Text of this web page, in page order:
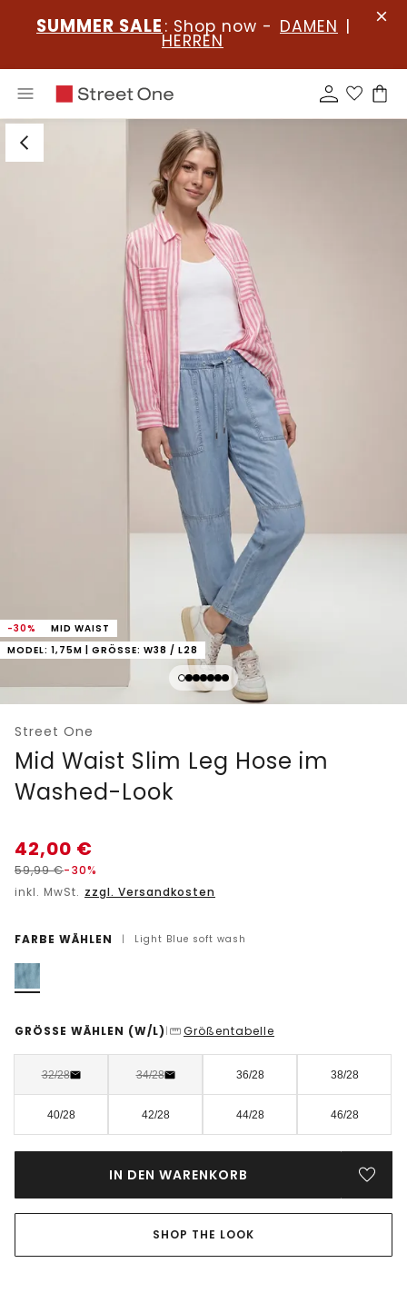
SUMMER SALE : Shop now - DAMEN |
HERREN
-30%
MID WAIST
MODEL: 1,75M | GRÖSSE: W38 / L28
Street One
Mid Waist Slim Leg Hose im
Washed-Look
42,00 €
59,99€-30%
inkl. MwSt. zzgl. Versandkosten
FARBE WÄHLEN | Light Blue soft wash
GRÖSSE WÄHLEN (W/L) | Größentabelle
32/28 34/28 36/28 38/28
40/28 42/28 44/28 46/28
IN DEN WARENKORB
SHOP THE LOOK